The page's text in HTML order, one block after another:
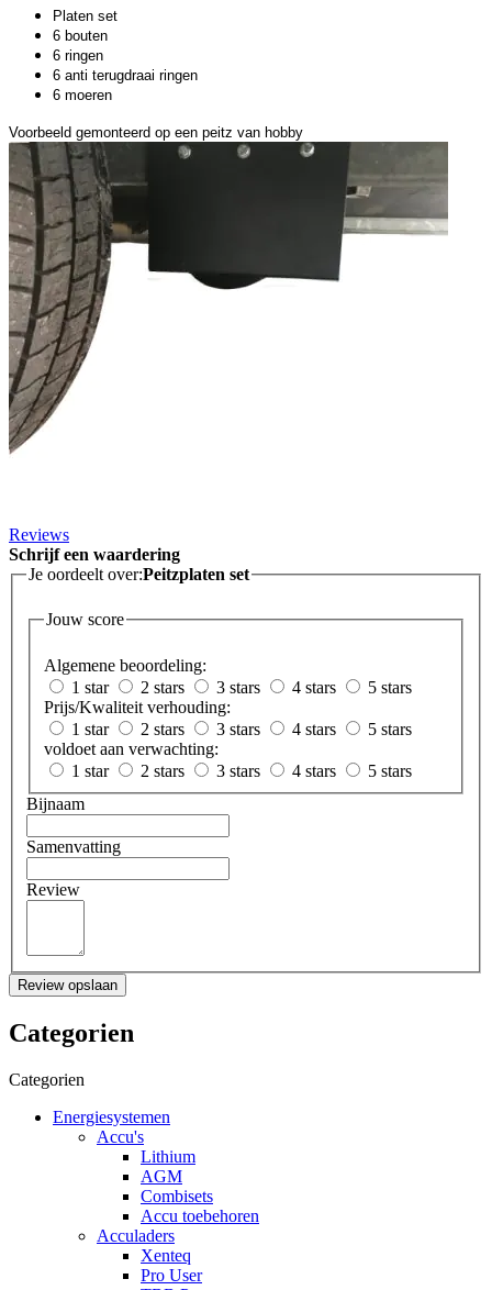
Platen set
6 bouten
6 ringen
6 anti terugdraai ringen
6 moeren
Voorbeeld gemonteerd op een peitz van hobby
Reviews
Schrijf een waardering
Je oordeelt over:Peitzplaten set
Jouw score
Algemene beoordeling:
1 star
2 stars 3 stars 4 stars
5 stars
Prijs/Kwaliteit verhouding:
1 star
2 stars 3 stars 4 stars
5 stars
voldoet aan verwachting:
1 star
2 stars 3 stars 4 stars
5 stars
Bijnaam
Samenvatting
Review
Review opslaan
Categorien
Categorien
Energiesystemen
Accu's
Lithium
AGM
Combisets
Accu toebehoren
Acculaders
Xenteq
Pro User